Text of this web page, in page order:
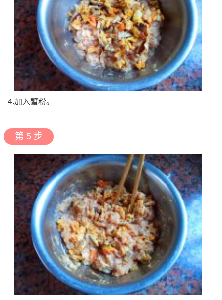
4.加入蟹粉。
第 5 步